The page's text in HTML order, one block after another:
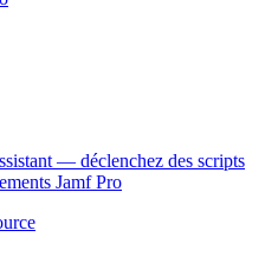
— déclenchez des scripts
Jamf Pro